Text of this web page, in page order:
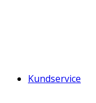
Kundservice